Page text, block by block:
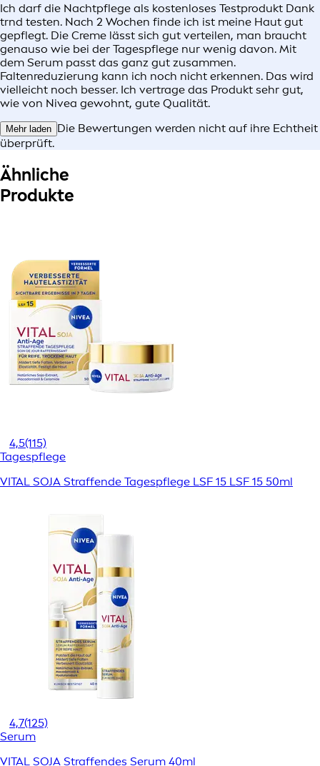
Ich darf die Nachtpflege als kostenloses Testprodukt Dank
trnd testen. Nach 2 Wochen finde ich ist meine Haut gut
gepflegt. Die Creme lässt sich gut verteilen, man braucht
genauso wie bei der Tagespflege nur wenig davon. Mit
dem Serum passt das ganz gut zusammen.
Faltenreduzierung kann ich noch nicht erkennen. Das wird
vielleicht noch besser. Ich vertrage das Produkt sehr gut,
wie von Nivea gewohnt, gute Qualität.
Mehr laden Die Bewertungen werden nicht auf ihre Echtheit
überprüft.
Ähnliche
Produkte
4,5(115)
Tagespflege
VITAL SOJA Straffende Tagespflege LSF 15 LSF 15 50ml
4,7(125)
Serum
VITAL SOJA Straffendes Serum 40ml